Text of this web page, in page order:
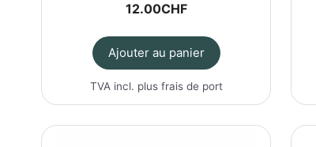
12.00CHF
Ajouter au panier
TVA incl. plus frais de port